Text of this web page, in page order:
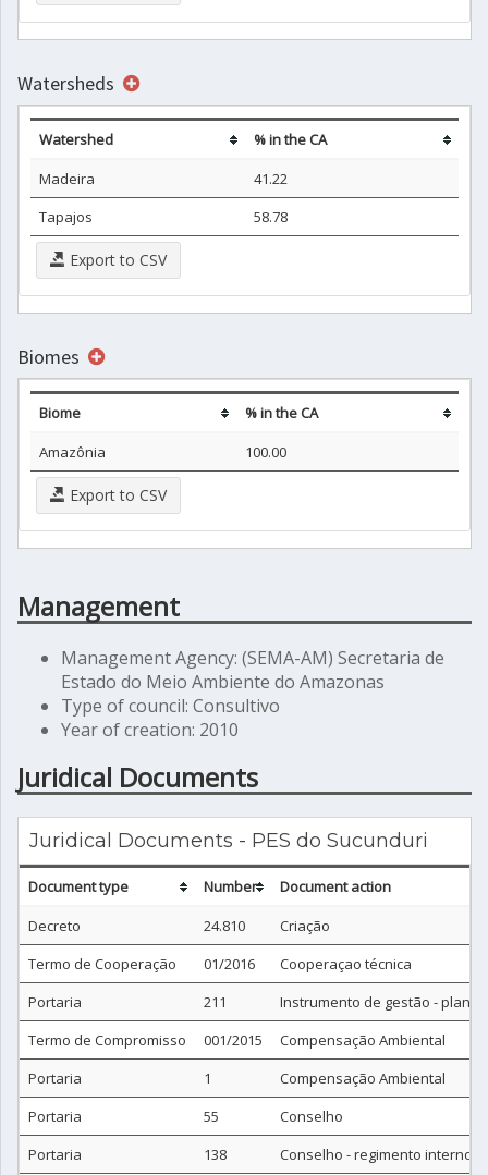
Watersheds
Watershed
% in the CA
Madeira
41.22
Tapajos
58.78
Export to CSV
Biomes
Biome
% in the CA
Amazônia
100.00
Export to CSV
Management
Management Agency: (SEMA-AM) Secretaria de
Estado do Meio Ambiente do Amazonas
Type of council: Consultivo
Year of creation: 2010
Juridical Documents
Juridical Documents - PES do Sucunduri
Document type Number
Document action
Decreto
24.810
Criação
Termo de Cooperação
01/2016
Cooperaçao técnica
Portaria
211
Instrumento de gestão - plano
Termo de Compromisso
001/2015
Compensação Ambiental
Portaria
1
Compensação Ambiental
Portaria
55
Conselho
Portaria
138 Conselho - regimento interno